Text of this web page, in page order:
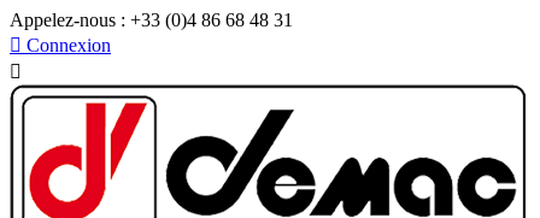
Appelez-nous : +33 (0)4 86 68 48 31
 Connexion
